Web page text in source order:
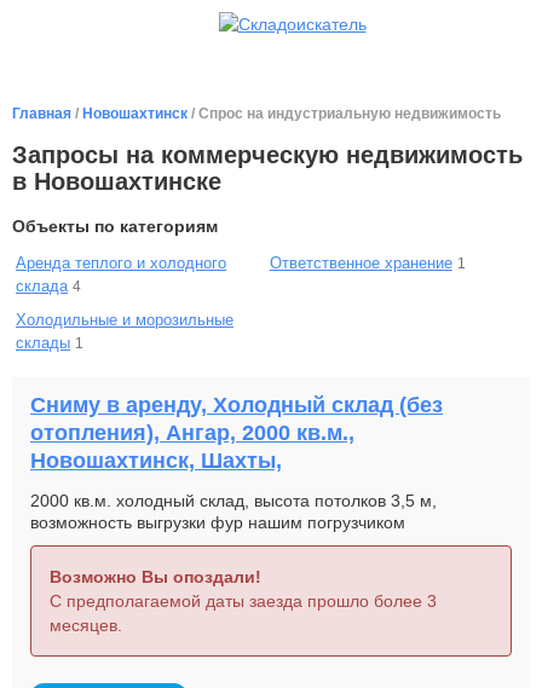
Главная / Новошахтинск / Спрос на индустриальную недвижимость
Запросы на коммерческую недвижимость
в Новошахтинске
Объекты по категориям
Аренда теплого и холодного
склада 4
Ответственное хранение 1
Холодильные и морозильные
склады 1
Сниму в аренду, Холодный склад (без
отопления), Ангар, 2000 кв.м.,
Новошахтинск, Шахты,
2000 кв.м. холодный склад, высота потолков 3,5 м,
возможность выгрузки фур нашим погрузчиком
Возможно Вы опоздали!
С предполагаемой даты заезда прошло более 3
месяцев.